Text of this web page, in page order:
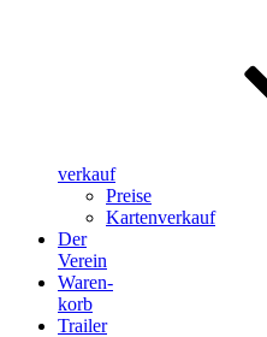
verkauf
Preise
Kartenverkauf
Der
Verein
Waren-
korb
Trailer